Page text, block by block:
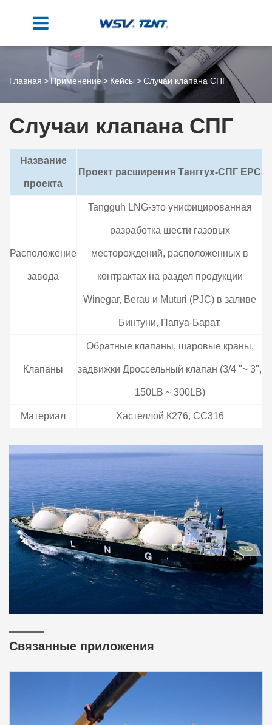
Главная Применение Кейсы Случаи клапана СПГ
Случаи клапана СПГ
Название
проекта
Проект расширения Танггух-СПГ EPC
Расположение
завода
Tangguh LNG-это унифицированная
разработка шести газовых
месторождений, расположенных в
контрактах на раздел продукции
Winegar, Berau и Muturi (PJC) в заливе
Бинтуни, Папуа-Барат.
Клапаны
Обратные клапаны, шаровые краны,
задвижки Дроссельный клапан (3/4 "~ 3",
150LB ~ 300LB)
Материал Хастеллой К276, СС316
Связанные приложения